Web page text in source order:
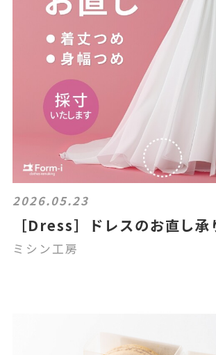
2026.05.23
［Dress］ドレスのお直し承
ミシン工房